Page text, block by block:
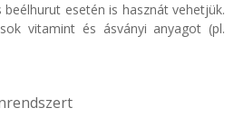
esetén is hasznát vehetjük.
vitamint és ásványi anyagot (pl.